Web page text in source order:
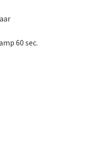
60 sec.